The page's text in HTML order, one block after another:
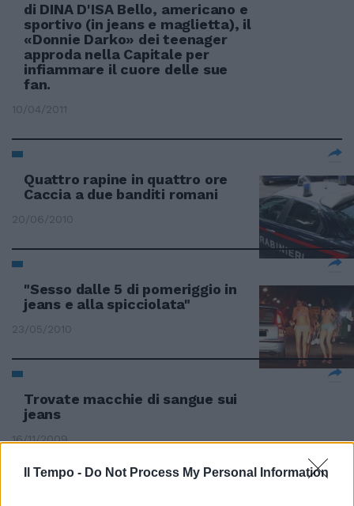
Il Tempo - Do Not Process My Personal Information
di DINA D'ISA Bello, americano e
sportivo (in jeans e maglietta), il
«Donnie Darko» dei teenager
approda nella Capitale per
infiammare il cuore delle sue
fan.
10/04/2011
Quattro rapine in quattro ore
Caccia a due banditi romani
20/06/2010
"Sesso dalle 5 di pomeriggio in
jeans e alla spicciolata"
23/05/2010
Trovate macchie di sangue sui
jeans
16/11/2009